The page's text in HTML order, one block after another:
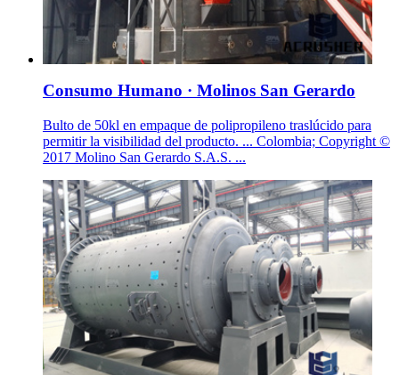
Consumo Humano · Molinos San Gerardo
Bulto de 50kl en empaque de polipropileno traslúcido para
permitir la visibilidad del producto. ... Colombia; Copyright ©
2017 Molino San Gerardo S.A.S. ...